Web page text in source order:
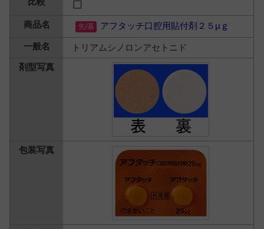
アフタッチ口腔用貼付剤２５μｇ
トリアムシノロンアセトニド